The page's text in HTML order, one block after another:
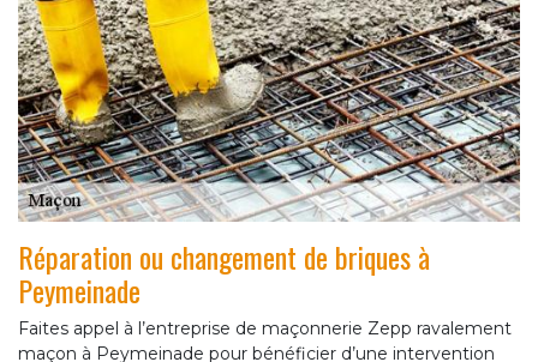
Réparation ou changement de briques à
Peymeinade
Faites appel à l’entreprise de maçonnerie Zepp ravalement
maçon à Peymeinade pour bénéficier d’une intervention